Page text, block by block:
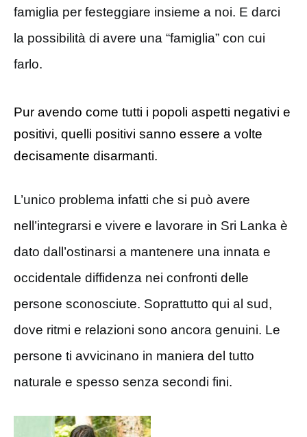
famiglia per festeggiare insieme a noi. E darci
la possibilità di avere una “famiglia” con cui
farlo.
Pur avendo come tutti i popoli aspetti negativi e
positivi, quelli positivi sanno essere a volte
decisamente disarmanti.
L’unico problema infatti che si può avere
nell’integrarsi e vivere e lavorare in Sri Lanka è
dato dall’ostinarsi a mantenere una innata e
occidentale diffidenza nei confronti delle
persone sconosciute. Soprattutto qui al sud,
dove ritmi e relazioni sono ancora genuini. Le
persone ti avvicinano in maniera del tutto
naturale e spesso senza secondi fini.